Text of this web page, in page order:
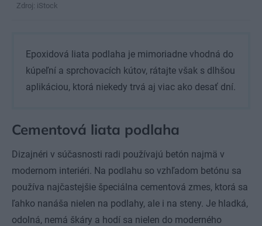
Zdroj: iStock
Epoxidová liata podlaha je mimoriadne vhodná do
kúpeľní a sprchovacích kútov, rátajte však s dlhšou
aplikáciou, ktorá niekedy trvá aj viac ako desať dní.
Cementová liata podlaha
Dizajnéri v súčasnosti radi používajú betón najmä v
modernom interiéri. Na podlahu so vzhľadom betónu sa
používa najčastejšie špeciálna cementová zmes, ktorá sa
ľahko nanáša nielen na podlahy, ale i na steny. Je hladká,
odolná, nemá škáry a hodí sa nielen do moderného